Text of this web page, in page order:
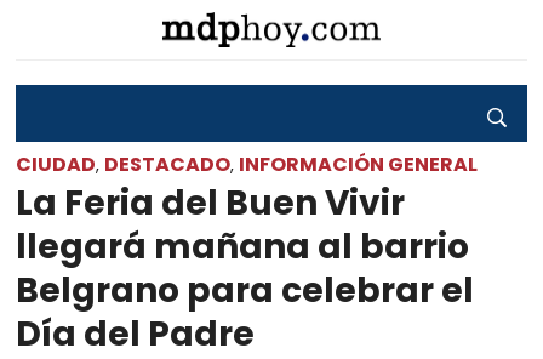
CIUDAD, DESTACADO, INFORMACIÓN GENERAL
La Feria del Buen Vivir
llegará mañana al barrio
Belgrano para celebrar el
Día del Padre